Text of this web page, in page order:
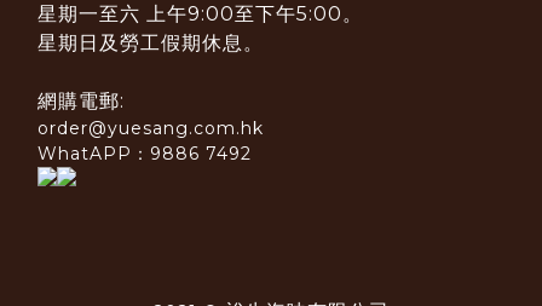
星期一至六 上午9:00至下午5:00。
星期日及勞工假期休息。
網購電郵:
order@yuesang.com.hk
WhatAPP：9886 7492